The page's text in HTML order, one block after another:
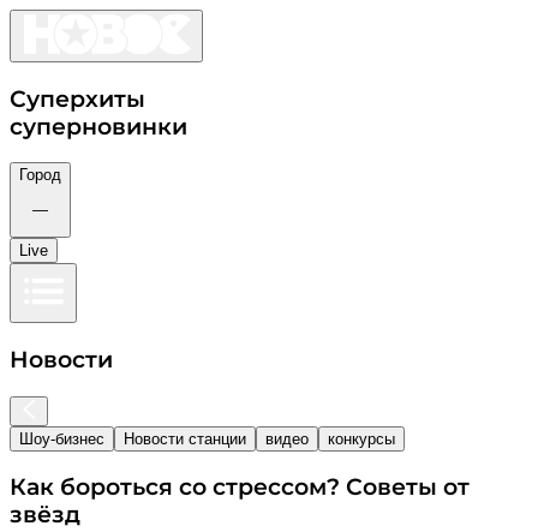
Суперхиты
суперновинки
Город
—
Live
Новости
Шоу-бизнес Новости станции видео конкурсы
Как бороться со стрессом? Советы от
звёзд